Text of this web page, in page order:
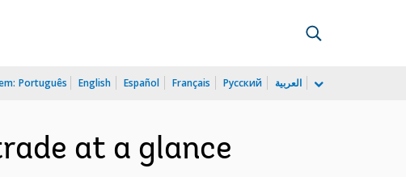
Português English Español Français Русский العربية
at a glance